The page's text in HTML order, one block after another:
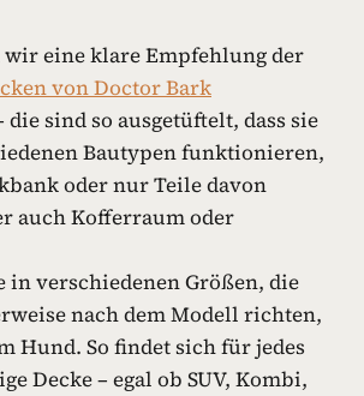
eine klare Empfehlung der
von Doctor Bark
die sind so ausgetüftelt, dass sie
Bautypen funktionieren,
oder nur Teile davon
auch Kofferraum oder
in verschiedenen Größen, die
nach dem Modell richten,
Hund. So findet sich für jedes
Decke – egal ob SUV, Kombi,